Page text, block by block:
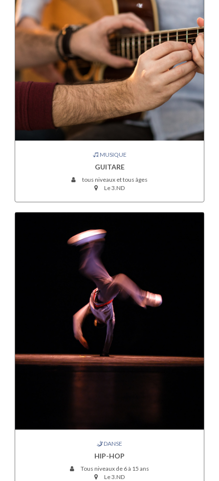
MUSIQUE
GUITARE
tous niveaux et tous âges
Le 3.ND
DANSE
HIP-HOP
Tous niveaux de 6 à 15 ans
Le 3.ND